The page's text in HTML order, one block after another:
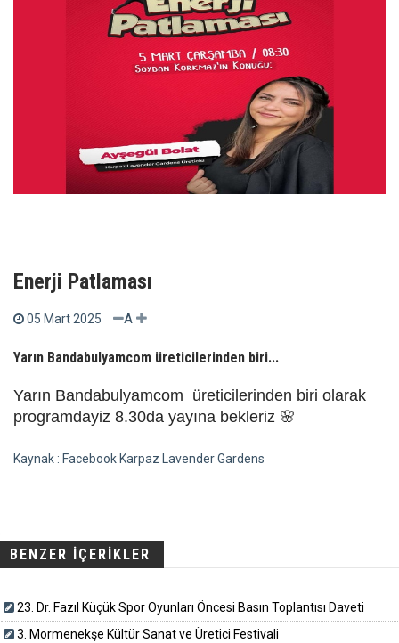
Enerji Patlaması
05 Mart 2025 A
Yarın Bandabulyamcom üreticilerinden biri...
Yarın Bandabulyamcom üreticilerinden biri olarak
programdayiz 8.30da yayına bekleriz 🌸
Kaynak : Facebook Karpaz Lavender Gardens
BENZER İÇERİKLER
23. Dr. Fazıl Küçük Spor Oyunları Öncesi Basın Toplantısı Daveti
3. Mormenekşe Kültür Sanat ve Üretici Festivali